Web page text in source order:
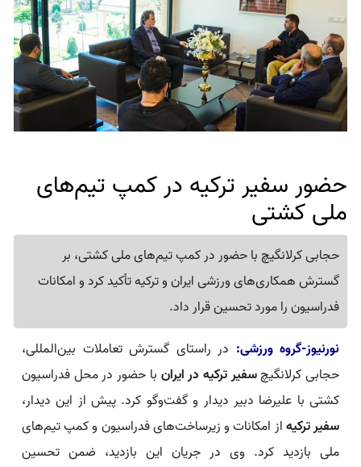
حضور سفیر ترکیه در کمپ تیم‌های
ملی کشتی
حجابی کرلانگیچ با حضور در کمپ تیم‌های ملی کشتی، بر
گسترش همکاری‌های ورزشی ایران و ترکیه تأکید کرد و امکانات
فدراسیون را مورد تحسین قرار داد.
نورنیوز-گروه ورزشی: در راستای گسترش تعاملات بین‌المللی،
حجابی کرلانگیچسفیر ترکیه در ایران با حضور در محل فدراسیون
کشتی با علیرضا دبیر دیدار و گفت‌وگو کرد. پیش از این دیدار،
سفیر ترکیهاز امکانات و زیرساخت‌های فدراسیون و کمپ تیم‌های
ملی بازدید کرد. وی در جریان این بازدید، ضمن تحسین